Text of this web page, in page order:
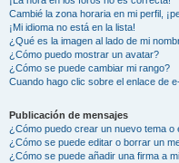
Cambié la zona horaria en mi perfil,
¡Mi idioma no está en la lista!
¿Qué es la imagen al lado de mi
¿Cómo puedo mostrar un avatar?
¿Cómo se puede cambiar mi rango?
Cuando hago clic sobre el enlace de
Publicación de mensajes
¿Cómo puedo crear un nuevo tema o
¿Cómo se puede editar o borrar un
¿Cómo se puede añadir una firma a